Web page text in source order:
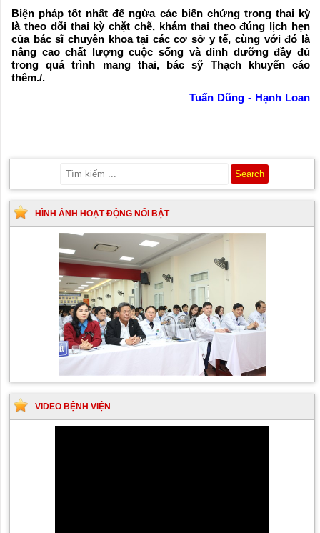
Biện pháp tốt nhất để ngừa các biến chứng trong thai kỳ
là theo dõi thai kỳ chặt chẽ, khám thai theo đúng lịch hẹn
của bác sĩ chuyên khoa tại các cơ sở y tế, cùng với đó là
nâng cao chất lượng cuộc sống và dinh dưỡng đầy đủ
trong quá trình mang thai, bác sỹ Thạch khuyến cáo
thêm./.
Tuấn Dũng - Hạnh Loan
HÌNH ẢNH HOẠT ĐỘNG NỔI BẬT
VIDEO BỆNH VIỆN